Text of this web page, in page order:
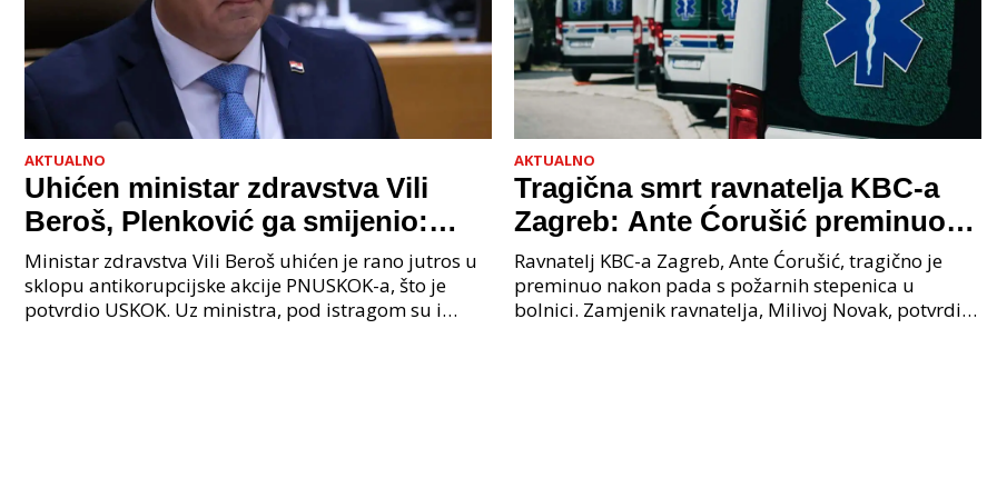
AKTUALNO
Uhićen ministar zdravstva Vili
Beroš, Plenković ga smijenio:
Istraga USKOK-a zbog korupcije
Ministar zdravstva Vili Beroš uhićen je rano jutros u
sklopu antikorupcijske akcije PNUSKOK-a, što je
potvrdio USKOK. Uz ministra, pod istragom su i
AKTUALNO
Tragična smrt ravnatelja KBC-a
Zagreb: Ante Ćorušić preminuo
nakon pada u bolnici, policija na
mjestu događaja
Ravnatelj KBC-a Zagreb, Ante Ćorušić, tragično je
preminuo nakon pada s požarnih stepenica u
bolnici. Zamjenik ravnatelja, Milivoj Novak, potvrdio